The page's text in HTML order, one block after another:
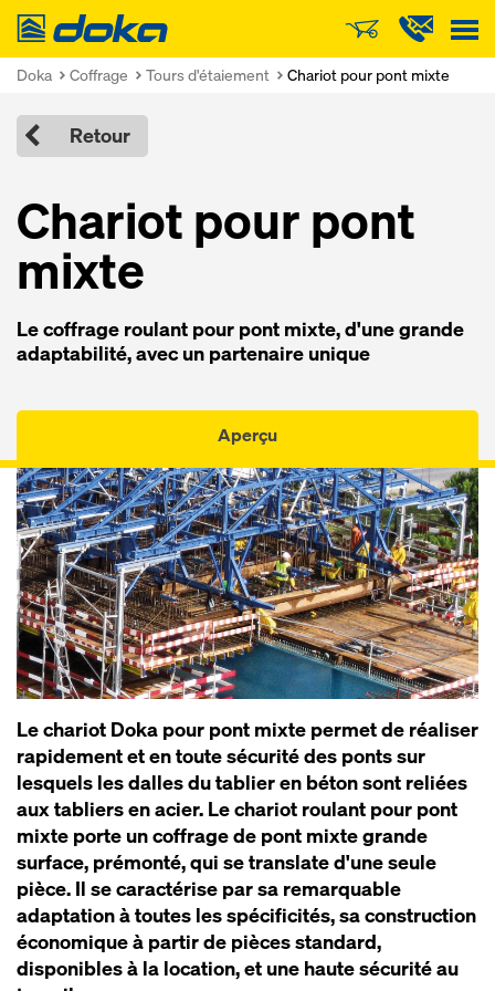
Doka
Doka Coffrage Tours d'étaiement Chariot pour pont mixte
Retour
Chariot pour pont
mixte
Le coffrage roulant pour pont mixte, d'une grande
adaptabilité, avec un partenaire unique
Aperçu
Le chariot Doka pour pont mixte permet de réaliser
rapidement et en toute sécurité des ponts sur
lesquels les dalles du tablier en béton sont reliées
aux tabliers en acier. Le chariot roulant pour pont
mixte porte un coffrage de pont mixte grande
surface, prémonté, qui se translate d'une seule
pièce. Il se caractérise par sa remarquable
adaptation à toutes les spécificités, sa construction
économique à partir de pièces standard,
disponibles à la location, et une haute sécurité au